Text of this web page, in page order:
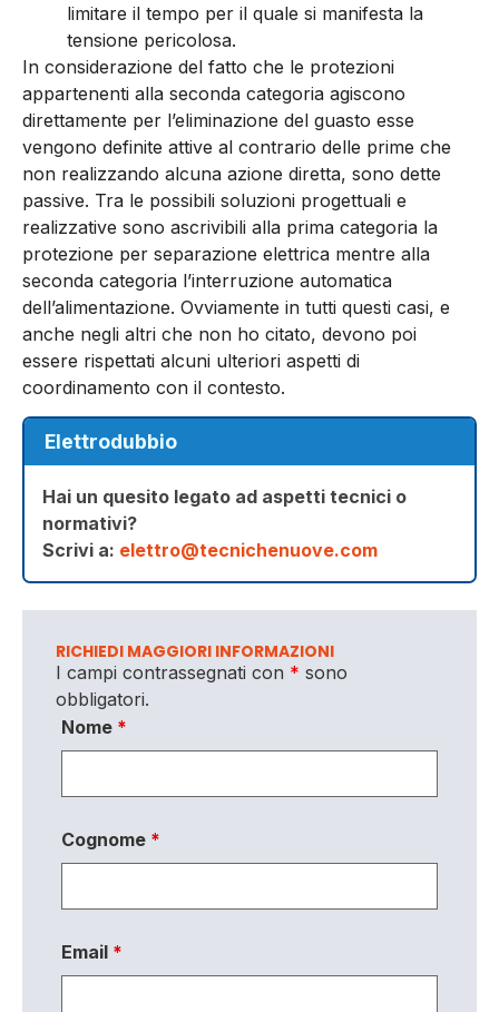
limitare il tempo per il quale si manifesta la
tensione pericolosa.
In considerazione del fatto che le protezioni
appartenenti alla seconda categoria agiscono
direttamente per l’eliminazione del guasto esse
vengono definite attive al contrario delle prime che
non realizzando alcuna azione diretta, sono dette
passive. Tra le possibili soluzioni progettuali e
realizzative sono ascrivibili alla prima categoria la
protezione per separazione elettrica mentre alla
seconda categoria l’interruzione automatica
dell’alimentazione. Ovviamente in tutti questi casi, e
anche negli altri che non ho citato, devono poi
essere rispettati alcuni ulteriori aspetti di
coordinamento con il contesto.
Elettrodubbio
Hai un quesito legato ad aspetti tecnici o
normativi?
Scrivi a: elettro@tecnichenuove.com
RICHIEDI MAGGIORI INFORMAZIONI
I campi contrassegnati con * sono
obbligatori.
Nome *
Cognome *
Email *